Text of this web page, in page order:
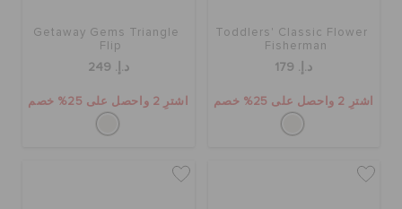
Toddlers' Classic Flower
Fisherman
د.إ. 179
اشترِ 2 واحصل على 25% خصم
Getaway Gems Triangle
Flip
د.إ. 249
اشترِ 2 واحصل على 25% خصم